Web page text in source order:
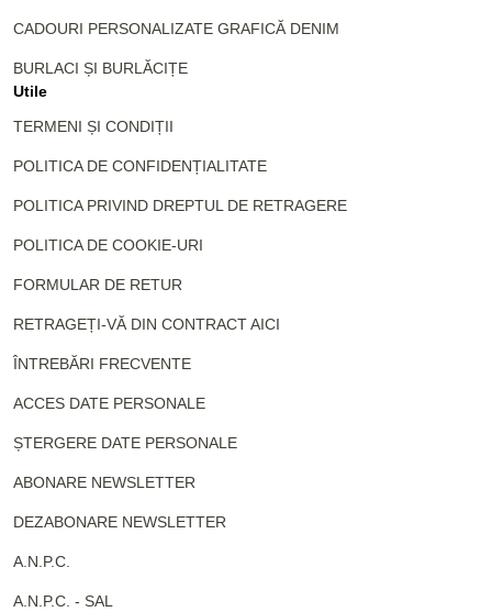
CADOURI PERSONALIZATE GRAFICĂ DENIM
BURLACI ȘI BURLĂCIȚE
Utile
TERMENI ȘI CONDIȚII
POLITICA DE CONFIDENȚIALITATE
POLITICA PRIVIND DREPTUL DE RETRAGERE
POLITICA DE COOKIE-URI
FORMULAR DE RETUR
RETRAGEȚI-VĂ DIN CONTRACT AICI
ÎNTREBĂRI FRECVENTE
ACCES DATE PERSONALE
ȘTERGERE DATE PERSONALE
ABONARE NEWSLETTER
DEZABONARE NEWSLETTER
A.N.P.C.
A.N.P.C. - SAL